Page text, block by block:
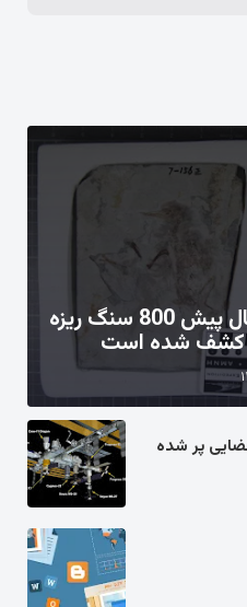
پرنده ای 120 میلیون سال پیش 800 سنگ ریزه
کشف شده است
پر شده